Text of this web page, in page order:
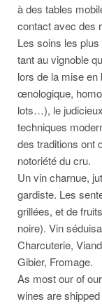
à des tables
contact avec des
Les soins les
tant au vignoble
lors de la mise en
œnologique,
lots…), le
techniques
des traditions ont
notoriété du cru.
Un vin charnue,
gardiste. Les
grillées, et de
noire). Vin
Charcuterie,
Gibier, Fromage.
As most our of
wines are